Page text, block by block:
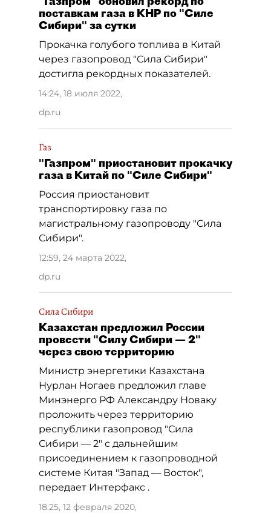
поставкам газа в КНР по "Силе
Сибири" за сутки
Прокачка голубого топлива в Китай
через газопровод "Сила Сибири"
достигла рекордных показателей.
14:24, 18 июля 2022,
dp.ru
Газ
"Газпром" приостановит прокачку
газа в Китай по "Силе Сибири"
Россия приостановит
транспортировку газа по
магистральному газопроводу "Сила
Сибири".
12:59, 24 марта 2022,
dp.ru
Сила Сибири
Казахстан предложил России
провести "Силу Сибири — 2"
через свою территорию
Министр энергетики Казахстана
Нурлан Ногаев предложил главе
Минэнерго РФ Александру Новаку
проложить через территорию
республики газопровод "Сила
Сибири — 2" с дальнейшим
присоединением к газопроводной
системе Китая "Запад — Восток",
передает Интерфакс .
18:25, 12 февраля 2020,